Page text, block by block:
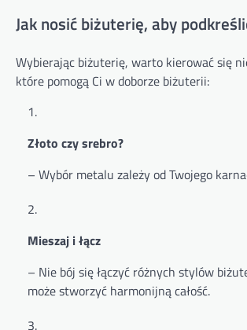
Jak nosić biżuterię, aby
Wybierając biżuterię, warto kierować się
które pomogą Ci w doborze biżuterii:
Złoto czy srebro?
– Wybór metalu zależy od Twojego
Mieszaj i łącz
– Nie bój się łączyć różnych stylów
może stworzyć harmonijną całość.